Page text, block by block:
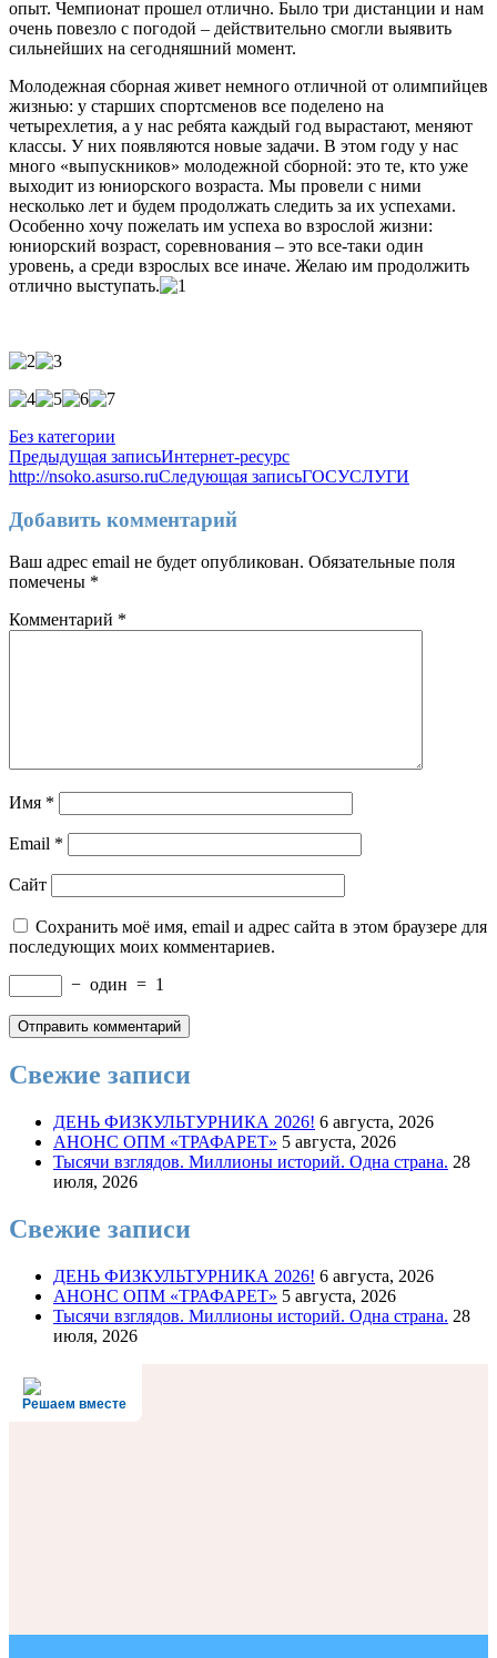
опыт. Чемпионат прошел отлично. Было три дистанции и нам
очень повезло с погодой – действительно смогли выявить
сильнейших на сегодняшний момент.
Молодежная сборная живет немного отличной от олимпийцев
жизнью: у старших спортсменов все поделено на
четырехлетия, а у нас ребята каждый год вырастают, меняют
классы. У них появляются новые задачи. В этом году у нас
много «выпускников» молодежной сборной: это те, кто уже
выходит из юниорского возраста. Мы провели с ними
несколько лет и будем продолжать следить за их успехами.
Особенно хочу пожелать им успеха во взрослой жизни:
юниорский возраст, соревнования – это все-таки один
уровень, а среди взрослых все иначе. Желаю им продолжить
отлично выступать.
Без категории
Навигация
по
записям
Предыдущая записьИнтернет-ресурс
http://nsoko.asurso.ruСледующая записьГОСУСЛУГИ
Добавить комментарий
Ваш адрес email не будет опубликован. Обязательные поля
помечены *
Комментарий *
Имя *
Email *
Сайт
Сохранить моё имя, email и адрес сайта в этом браузере для
последующих моих комментариев.
− один = 1
Свежие записи
ДЕНЬ ФИЗКУЛЬТУРНИКА 2026! 6 августа, 2026
АНОНС ОПМ «ТРАФАРЕТ» 5 августа, 2026
Тысячи взглядов. Миллионы историй. Одна страна. 28
июля, 2026
Свежие записи
ДЕНЬ ФИЗКУЛЬТУРНИКА 2026! 6 августа, 2026
АНОНС ОПМ «ТРАФАРЕТ» 5 августа, 2026
Тысячи взглядов. Миллионы историй. Одна страна. 28
июля, 2026
Решаем вместе